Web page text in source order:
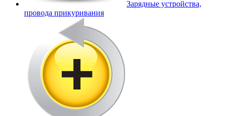
Зарядные устройства,
провода прикуривания